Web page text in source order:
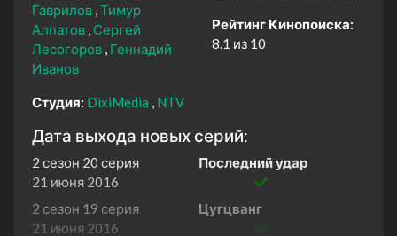
Гаврилов Тимур
Алпатов Сергей
Лесогоров Геннадий
Иванов
Студия: DixiMedia NTV
Рейтинг Кинопоиска:
8.1 из 10
Дата выхода новых серий:
2 сезон 20 серия
Последний удар
21 июня 2016
2 сезон 19 серия
Цугцванг
21 июня 2016